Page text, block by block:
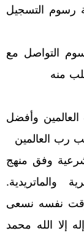
رسوم التسجيل
التواصل مع
منه
وأفضل
رب العالمين
وفق منهج
والماتريدية.
نفسه نسعى
إلا الله محمد